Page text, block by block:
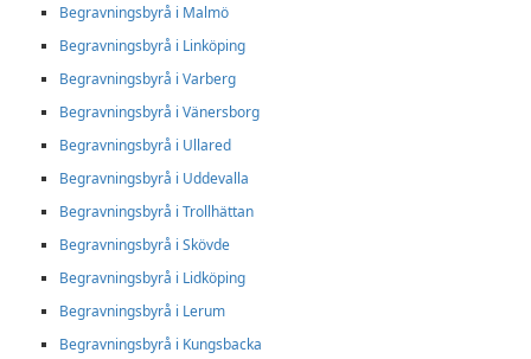
Begravningsbyrå i Malmö
Begravningsbyrå i Linköping
Begravningsbyrå i Varberg
Begravningsbyrå i Vänersborg
Begravningsbyrå i Ullared
Begravningsbyrå i Uddevalla
Begravningsbyrå i Trollhättan
Begravningsbyrå i Skövde
Begravningsbyrå i Lidköping
Begravningsbyrå i Lerum
Begravningsbyrå i Kungsbacka